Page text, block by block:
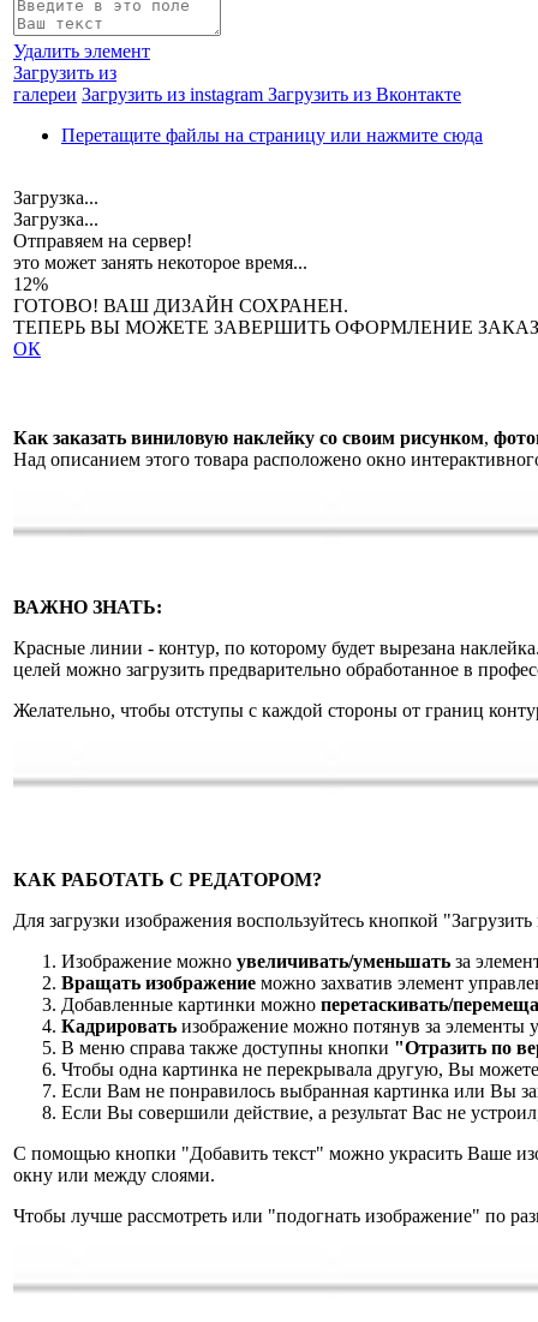
Удалить элемент
Загрузить из
галереи Загрузить из instagram Загрузить из Вконтакте
Перетащите файлы на страницу или нажмите сюда
Загрузка...
Загрузка...
Отправяем на сервер!
это может занять некоторое время...
12%
ГОТОВО! ВАШ ДИЗАЙН СОХРАНЕН.
ТЕПЕРЬ ВЫ МОЖЕТЕ ЗАВЕРШИТЬ ОФОРМЛЕНИЕ
ОК
Как заказать виниловую наклейку со своим рисунком,
Над описанием этого товара расположено окно
ВАЖНО ЗНАТЬ:
Красные линии - контур, по которому будет вырезана
целей можно загрузить предварительно обработанное в
Желательно, чтобы отступы с каждой стороны от границ
КАК РАБОТАТЬ С РЕДАТОРОМ?
Для загрузки изображения воспользуйтесь кнопкой
Изображение можно увеличивать/уменьшать за
Вращать изображение можно захватив элемент
Добавленные картинки можно перетаскивать/
Кадрировать изображение можно потянув за
В меню справа также доступны кнопки "Отразить по
Чтобы одна картинка не перекрывала другую, Вы
Если Вам не понравилось выбранная картинка или Вы
Если Вы совершили действие, а результат Вас не
С помощью кнопки "Добавить текст" можно украсить Ваше
окну или между слоями.
Чтобы лучше рассмотреть или "подогнать изображение" по